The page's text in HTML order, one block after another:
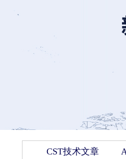
CST技术文章